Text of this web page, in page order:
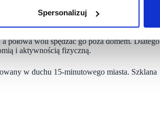
Spersonalizuj
za Wilanów Park
połowa woli spędzać go poza domem. Dlatego
i aktywnością fizyczną.
w duchu 15-minutowego miasta. Szklana